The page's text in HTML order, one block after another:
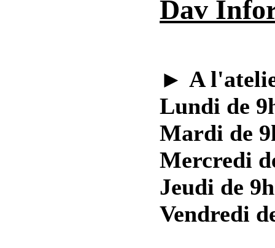
Dav
► A
Lundi de
Mardi de
Mercredi
Jeudi de
Vendredi